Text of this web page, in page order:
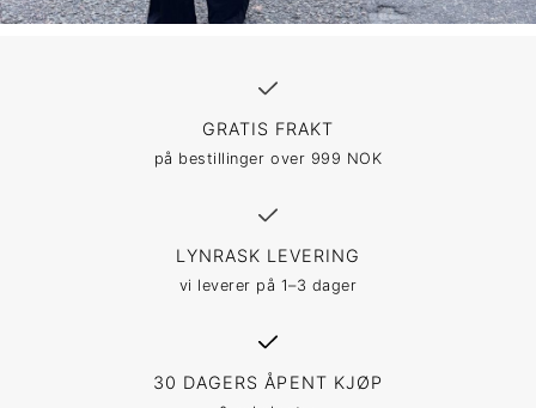
GRATIS FRAKT
på bestillinger over 999 NOK
LYNRASK LEVERING
vi leverer på 1–3 dager
30 DAGERS ÅPENT KJØP